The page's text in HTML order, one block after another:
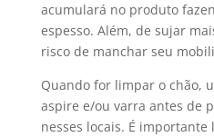
acumulará no produto
espesso. Além, de sujar
risco de manchar seu
Quando for limpar o chão,
aspire e/ou varra antes de
nesses locais. É